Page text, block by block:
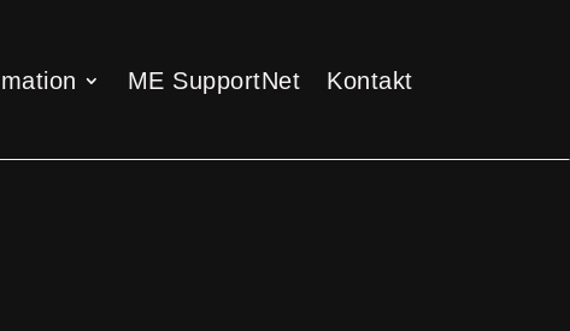
ME SupportNet Kontakt
ME SupportNet Kontakt